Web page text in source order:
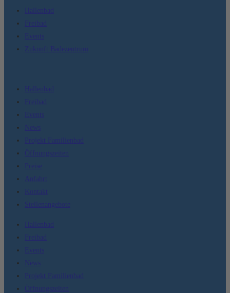
Hallenbad
Freibad
Events
Zukunft Badezentrum
Hallenbad
Freibad
Events
News
Projekt Familienbad
Öffnungszeiten
Preise
Anfahrt
Kontakt
Stellenangebote
Hallenbad
Freibad
Events
News
Projekt Familienbad
Öffnungszeiten